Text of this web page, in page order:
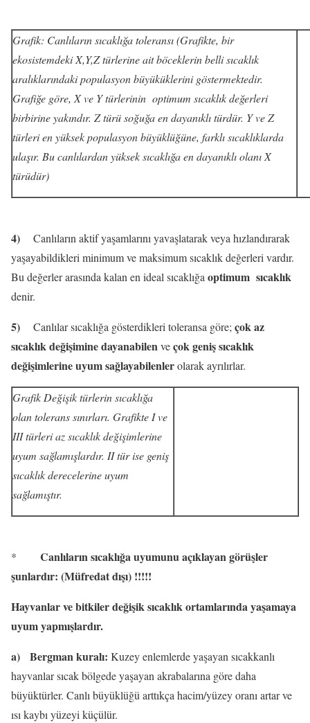
Grafik: Canlıların sıcaklığa toleransı (Grafikte, bir
ekosistemdeki X,Y,Z türlerine ait böceklerin belli sıcaklık
aralıklarındaki populasyon büyüküklerini göstermektedir.
Grafiğe göre, X ve Y türlerinin optimum sıcaklık değerleri
birbirine yakındır. Z türü soğuğa en dayanıklı türdür. Y ve Z
türleri en yüksek populasyon büyüklüğüne, farklı sıcaklıklarda
ulaşır. Bu canlılardan yüksek sıcaklığa en dayanıklı olanı X
türüdür)
4)
Canlıların aktif yaşamlarını yavaşlatarak veya hızlandırarak
yaşayabildikleri minimum ve maksimum sıcaklık değerleri vardır.
Bu değerler arasında kalan en ideal sıcaklığa optimum sıcaklık
denir.
5) Canlılar sıcaklığa gösterdikleri toleransa göre; çok az
sıcaklık değişimine dayanabilenveçok geniş sıcaklık
değişimlerine uyum sağlayabilenlerolarak ayrılırlar.
Grafik Değişik türlerin sıcaklığa
olan tolerans sınırları. Grafikte I ve
III türleri az sıcaklık değişimlerine
uyum sağlamışlardır. II tür ise geniş
sıcaklık derecelerine uyum
sağlamıştır.
*
Canlıların sıcaklığa uyumunu açıklayan görüşler
şunlardır: (Müfredat dışı) !!!!!
Hayvanlar ve bitkiler değişik sıcaklık ortamlarında yaşamaya
uyum yapmışlardır.
a)
Bergman kuralı: Kuzey enlemlerde yaşayan sıcakkanlı
hayvanlar sıcak bölgede yaşayan akrabalarına göre daha
büyüktürler. Canlı büyüklüğü arttıkça hacim/yüzey oranı artar ve
ısı kaybı yüzeyi küçülür.